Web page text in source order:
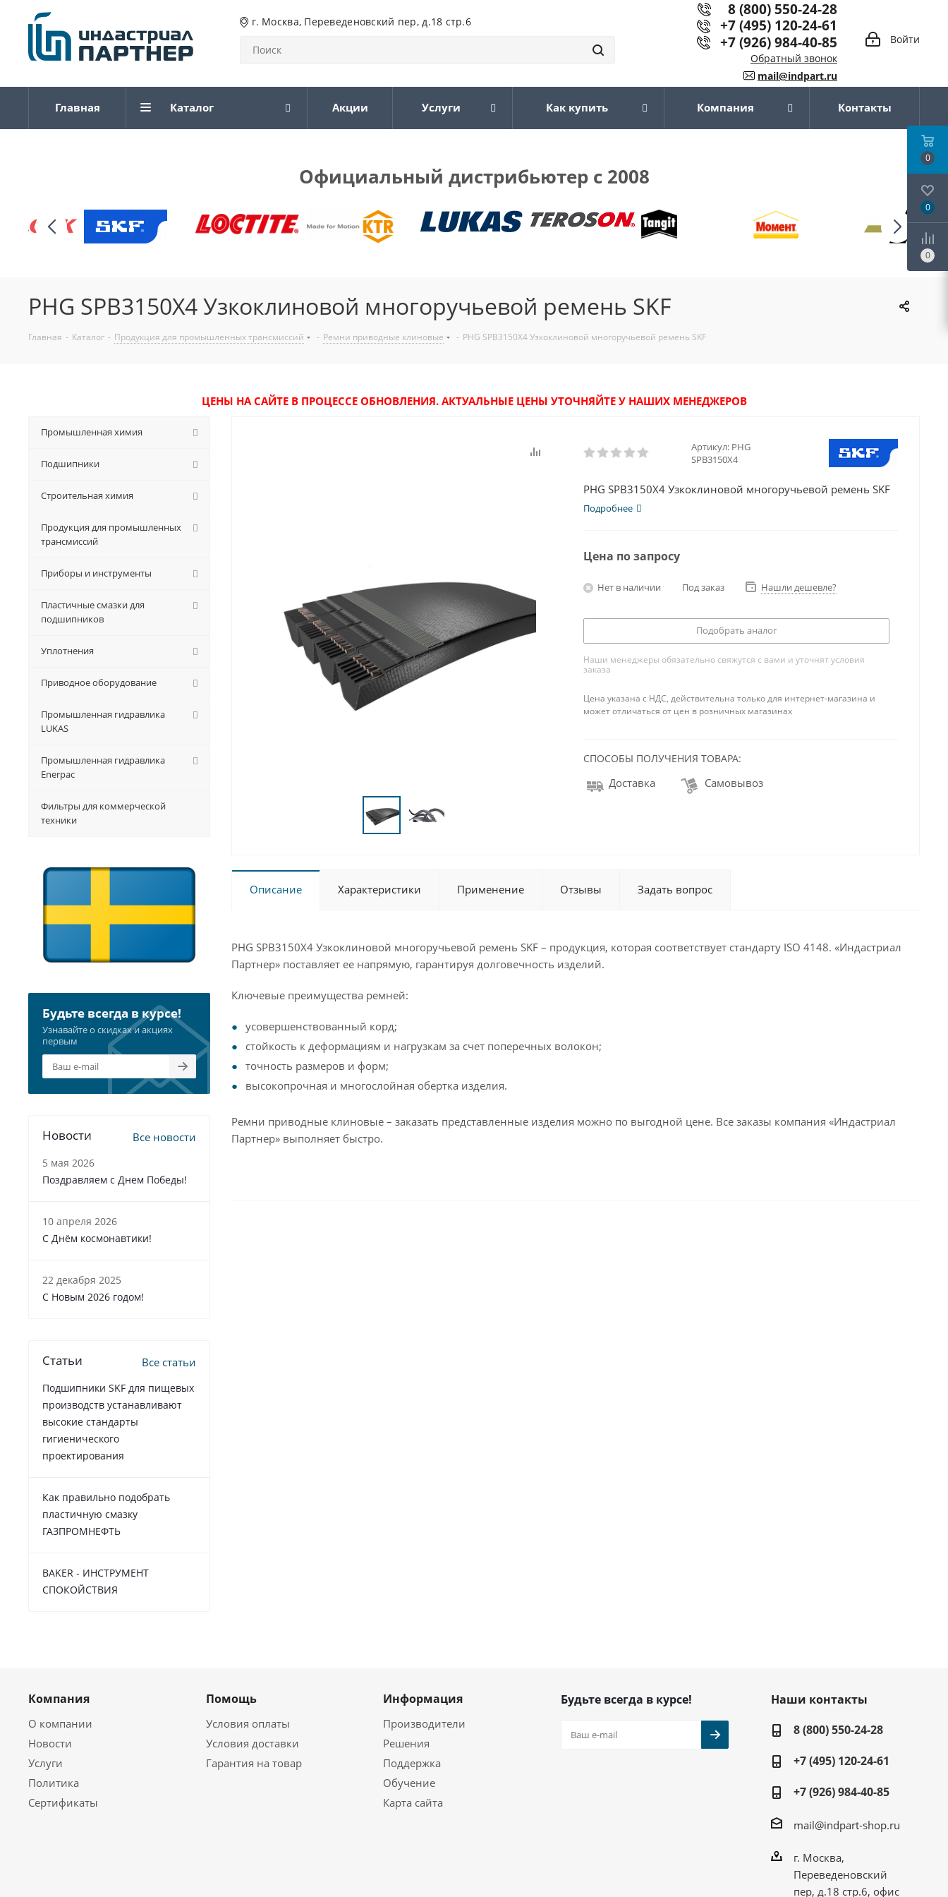
г. Москва, Переведеновский пер, д.18 стр.6
Войти
8 (800) 550-24-28
+7 (495) 120-24-61
+7 (926) 984-40-85
Обратный звонок
mail@indpart.ru
Главная Каталог Акции Услуги Как купить Компания Контакты
Официальный дистрибьютер с 2008
PHG SPB3150X4 Узкоклиновой многоручьевой ремень SKF
Главная - Каталог - Продукция для промышленных трансмиссий - Ремни приводные клиновые - PHG SPB3150X4 Узкоклиновой многоручьевой ремень SKF
ЦЕНЫ НА САЙТЕ В ПРОЦЕССЕ ОБНОВЛЕНИЯ. АКТУАЛЬНЫЕ ЦЕНЫ УТОЧНЯЙТЕ У НАШИХ МЕНЕДЖЕРОВ
Артикул: PHG
SPB3150X4
PHG SPB3150X4 Узкоклиновой многоручьевой ремень SKF
Подробнее
Цена по запросу
Нет в наличии Под заказ Нашли дешевле?
Подобрать аналог
Наши менеджеры обязательно свяжутся с вами и уточнят условия
заказа
Цена указана с НДС, действительна только для интернет-магазина и
может отличаться от цен в розничных магазинах
СПОСОБЫ ПОЛУЧЕНИЯ ТОВАРА:
Доставка Самовывоз
Описание Характеристики Применение Отзывы Задать вопрос
PHG SPB3150X4 Узкоклиновой многоручьевой ремень SKF – продукция, которая соответствует стандарту ISO 4148. «Индастриал
Партнер» поставляет ее напрямую, гарантируя долговечность изделий.
Ключевые преимущества ремней:
усовершенствованный корд;
стойкость к деформациям и нагрузкам за счет поперечных волокон;
точность размеров и форм;
высокопрочная и многослойная обертка изделия.
Ремни приводные клиновые – заказать представленные изделия можно по выгодной цене. Все заказы компания «Индастриал
Партнер» выполняет быстро.
Промышленная химия
Подшипники
Строительная химия
Продукция для промышленных
трансмиссий
Приборы и инструменты
Пластичные смазки для
подшипников
Уплотнения
Приводное оборудование
Промышленная гидравлика
LUKAS
Промышленная гидравлика
Enerpac
Фильтры для коммерческой
техники
Будьте всегда в курсе!
Узнавайте о скидках и акциях
первым
Новости Все новости
5 мая 2026
Поздравляем с Днем Победы!
10 апреля 2026
С Днём космонавтики!
22 декабря 2025
C Новым 2026 годом!
Статьи Все статьи
Подшипники SKF для пищевых
производств устанавливают
высокие стандарты
гигиенического
проектирования
Как правильно подобрать
пластичную смазку
ГАЗПРОМНЕФТЬ
BAKER - ИНСТРУМЕНТ
СПОКОЙСТВИЯ
Компания
О компании
Новости
Услуги
Политика
Сертификаты
Помощь
Условия оплаты
Условия доставки
Гарантия на товар
Информация
Производители
Решения
Поддержка
Обучение
Карта сайта
Будьте всегда в курсе!
Наши контакты
8 (800) 550-24-28
+7 (495) 120-24-61
+7 (926) 984-40-85
mail@indpart-shop.ru
г. Москва,
Переведеновский
пер, д.18 стр.6, офис
0
0
0